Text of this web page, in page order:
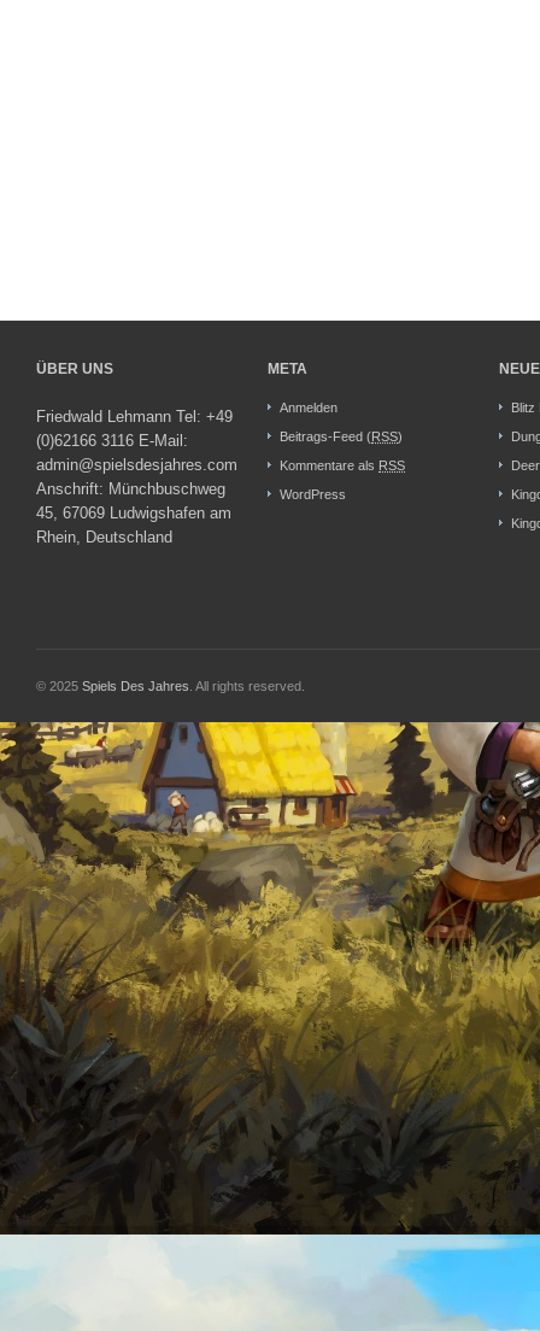
ÜBER UNS
Friedwald Lehmann Tel: +49
(0)62166 3116 E-Mail:
admin@spielsdesjahres.com
Anschrift: Münchbuschweg
45, 67069 Ludwigshafen am
Rhein, Deutschland
META
Anmelden
Beitrags-Feed (RSS)
Kommentare als RSS
WordPress
Blitz
© 2025 Spiels Des Jahres . All rights reserved.